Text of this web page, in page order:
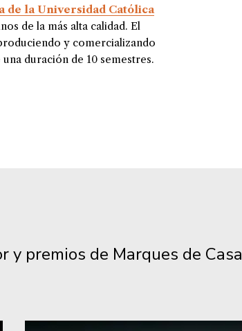
de la Universidad Católica
de la más alta calidad. El
y comercializando
duración de 10 semestres.
premios de Marques de Casa